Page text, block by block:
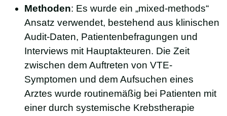
Methoden: Es wurde ein „mixed-methods“
Ansatz verwendet, bestehend aus klinischen
Audit-Daten, Patientenbefragungen und
Interviews mit Hauptakteuren. Die Zeit
zwischen dem Auftreten von VTE-
Symptomen und dem Aufsuchen eines
Arztes wurde routinemäßig bei Patienten mit
einer durch systemische Krebstherapie